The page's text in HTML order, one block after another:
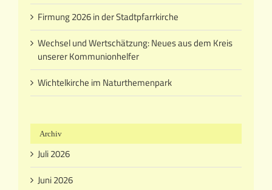
Firmung 2026 in der Stadtpfarrkirche
Wechsel und Wertschätzung: Neues aus dem Kreis
unserer Kommunionhelfer
Wichtelkirche im Naturthemenpark
Archiv
Juli 2026
Juni 2026